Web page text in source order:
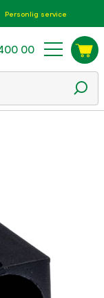
Personlig service
00